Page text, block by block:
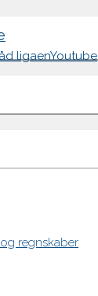
ligaenYoutube
og regnskaber